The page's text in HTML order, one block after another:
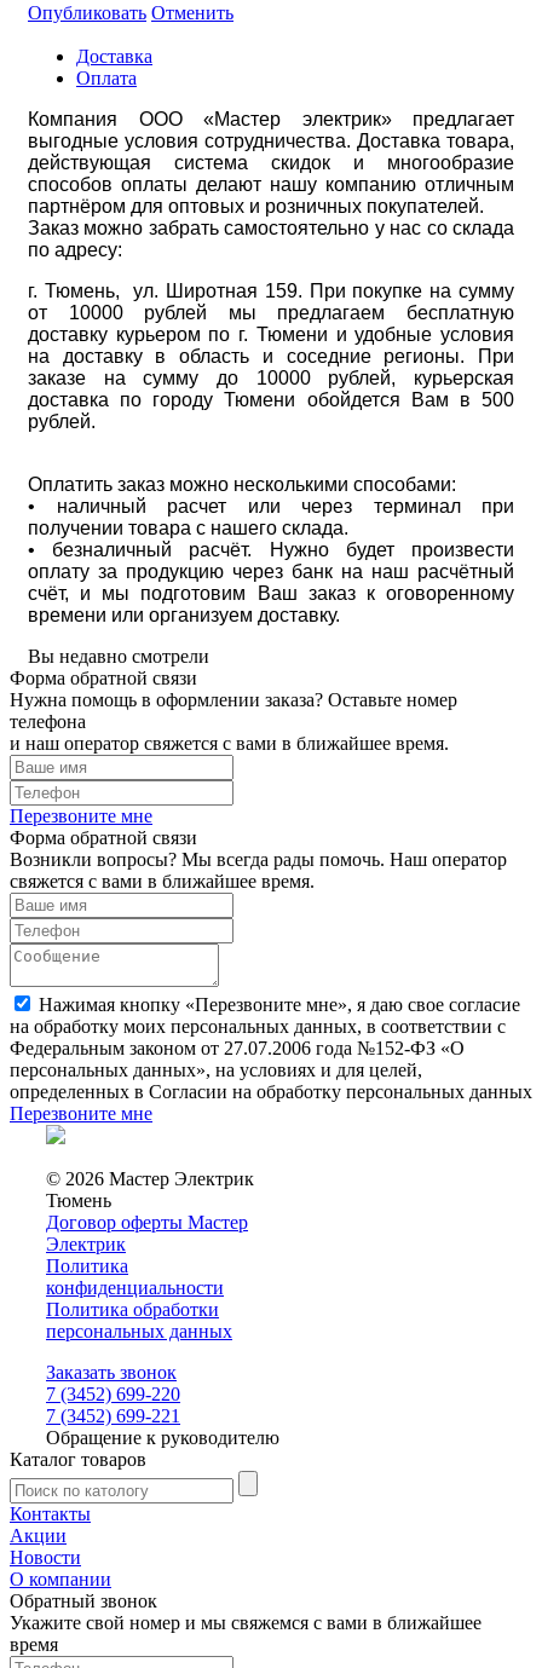
Опубликовать Отменить
Доставка
Оплата
Компания ООО «Мастер электрик» предлагает
выгодные условия сотрудничества. Доставка товара,
действующая система скидок и многообразие
способов оплаты делают нашу компанию отличным
партнёром для оптовых и розничных покупателей.
Заказ можно забрать самостоятельно у нас со склада
по адресу:
г. Тюмень, ул. Широтная 159. При покупке на сумму
от 10000 рублей мы предлагаем бесплатную
доставку курьером по г. Тюмени и удобные условия
на доставку в область и соседние регионы. При
заказе на сумму до 10000 рублей, курьерская
доставка по городу Тюмени обойдется Вам в 500
рублей.
Оплатить заказ можно несколькими способами:
• наличный расчет или через терминал при
получении товара с нашего склада.
• безналичный расчёт. Нужно будет произвести
оплату за продукцию через банк на наш расчётный
счёт, и мы подготовим Ваш заказ к оговоренному
времени или организуем доставку.
Вы недавно смотрели
Форма обратной связи
Нужна помощь в оформлении заказа? Оставьте номер
телефона
и наш оператор свяжется с вами в ближайшее время.
Перезвоните мне
Форма обратной связи
Возникли вопросы? Мы всегда рады помочь. Наш оператор
свяжется с вами в ближайшее время.
Нажимая кнопку «Перезвоните мне», я даю свое согласие
на обработку моих персональных данных, в соответствии с
Федеральным законом от 27.07.2006 года №152-ФЗ «О
персональных данных», на условиях и для целей,
определенных в Согласии на обработку персональных данных
Перезвоните мне
© 2026 Мастер Электрик
Тюмень
Договор оферты Мастер
Электрик
Политика
конфиденциальности
Политика обработки
персональных данных
Заказать звонок
7 (3452) 699-220
7 (3452) 699-221
Обращение к руководителю
Каталог товаров
Контакты
Акции
Новости
О компании
Обратный звонок
Укажите свой номер и мы свяжемся с вами в ближайшее
время